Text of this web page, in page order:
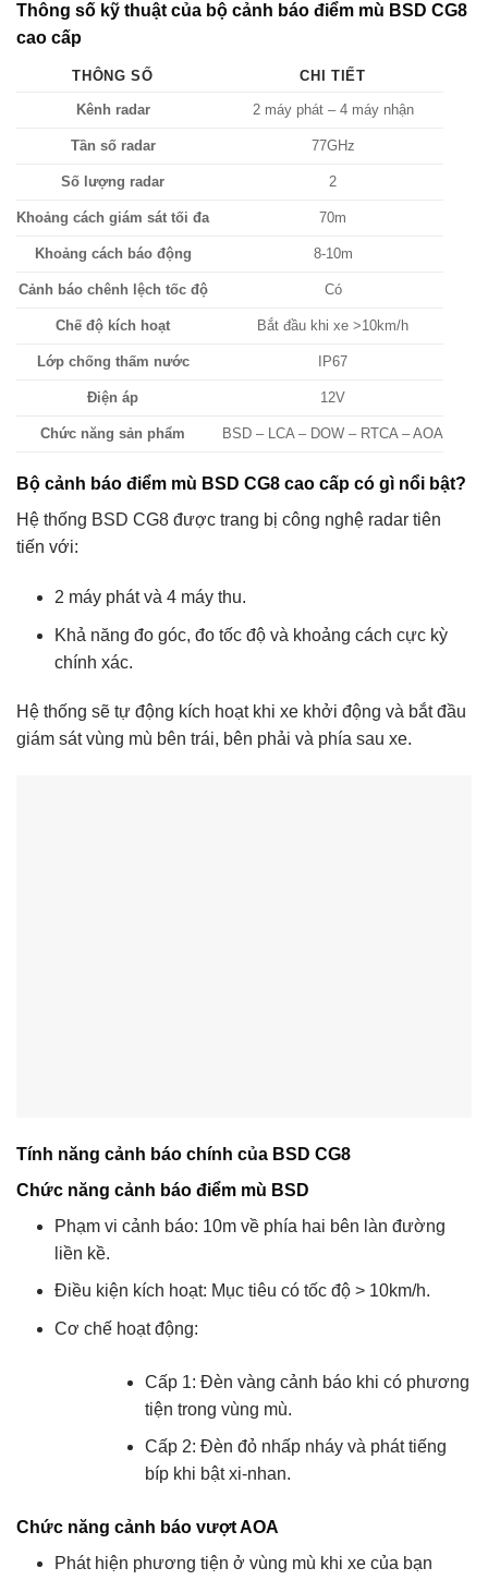
Thông số kỹ thuật của bộ cảnh báo điểm mù BSD CG8
cao cấp
THÔNG SỐ CHI TIẾT
Kênh radar 2 máy phát – 4 máy nhận
Tần số radar 77GHz
Số lượng radar 2
Khoảng cách giám sát tối đa 70m
Khoảng cách báo động 8-10m
Cảnh báo chênh lệch tốc độ Có
Chế độ kích hoạt Bắt đầu khi xe >10km/h
Lớp chống thấm nước IP67
Điện áp 12V
Chức năng sản phẩm BSD – LCA – DOW – RTCA – AOA
Bộ cảnh báo điểm mù BSD CG8 cao cấp có gì nổi bật?
Hệ thống BSD CG8 được trang bị công nghệ radar tiên
tiến với:
2 máy phát và 4 máy thu.
Khả năng đo góc, đo tốc độ và khoảng cách cực kỳ
chính xác.
Hệ thống sẽ tự động kích hoạt khi xe khởi động và bắt đầu
giám sát vùng mù bên trái, bên phải và phía sau xe.
Tính năng cảnh báo chính của BSD CG8
Chức năng cảnh báo điểm mù BSD
Phạm vi cảnh báo: 10m về phía hai bên làn đường
liền kề.
Điều kiện kích hoạt: Mục tiêu có tốc độ > 10km/h.
Cơ chế hoạt động:
Cấp 1: Đèn vàng cảnh báo khi có phương
tiện trong vùng mù.
Cấp 2: Đèn đỏ nhấp nháy và phát tiếng
bíp khi bật xi-nhan.
Chức năng cảnh báo vượt AOA
Phát hiện phương tiện ở vùng mù khi xe của bạn